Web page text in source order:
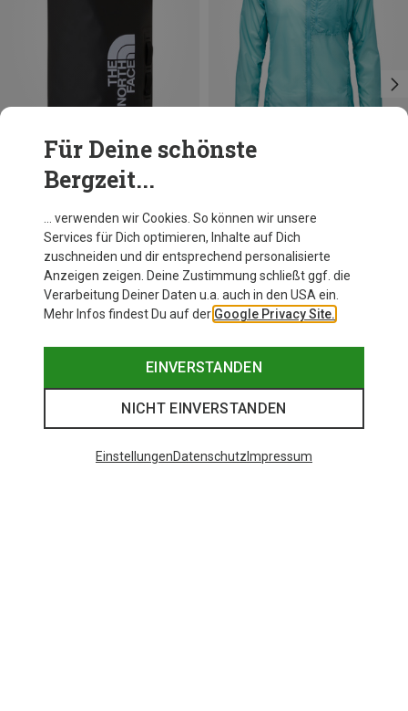
Du sparst 29%
Für Deine schönste
Bergzeit...
… verwenden wir Cookies. So können wir unsere
Services für Dich optimieren, Inhalte auf Dich
zuschneiden und dir entsprechend personalisierte
Anzeigen zeigen. Deine Zustimmung schließt ggf. die
Verarbeitung Deiner Daten u.a. auch in den USA ein.
Mehr Infos findest Du auf der Google Privacy Site.
EINVERSTANDEN
NICHT EINVERSTANDEN
EinstellungenDatenschutz Impressum